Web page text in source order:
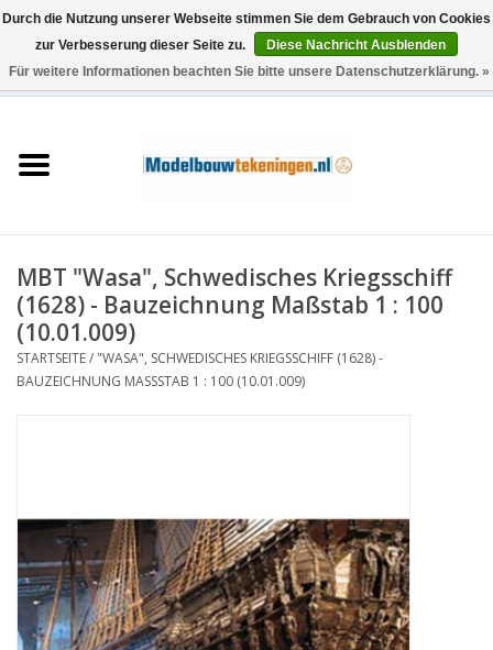
0 Artikel - €0,00
Schiffe
Holzbau
Landschaft
Zeitschriften
Neue Zeichnungen
MBT "Wasa", Schwedisches Kriegsschiff
(1628) - Bauzeichnung Maßstab 1 : 100
(10.01.009)
STARTSEITE/ "WASA", SCHWEDISCHES KRIEGSSCHIFF (1628) -
BAUZEICHNUNG MASSSTAB 1 : 100 (10.01.009)
Durch die Nutzung unserer Webseite stimmen Sie dem Gebrauch von Cookies
zur Verbesserung dieser Seite zu.
Diese Nachricht Ausblenden
Für weitere Informationen beachten Sie bitte unsere Datenschutzerklärung. »